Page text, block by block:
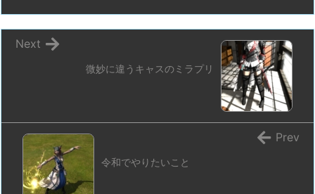
微妙に違うキャスのミラプリ
Next
令和でやりたいこと
Prev